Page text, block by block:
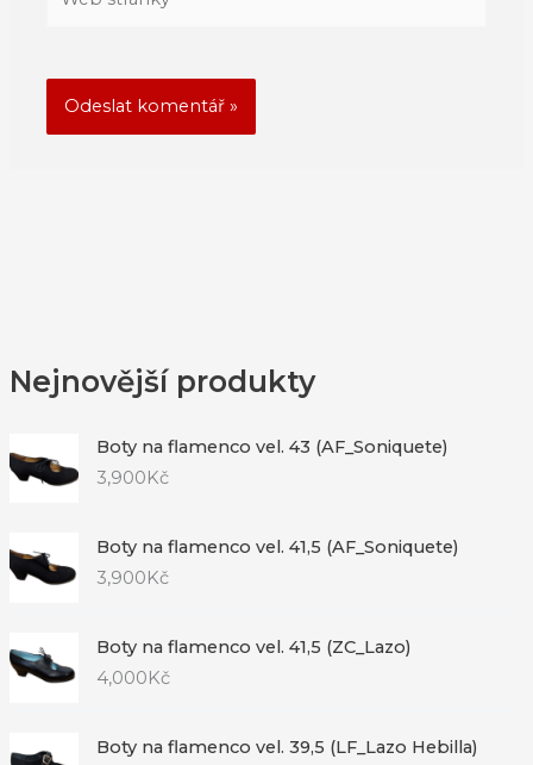
Nejnovější produkty
Boty na flamenco vel. 43 (AF_Soniquete)
3,900Kč
Boty na flamenco vel. 41,5 (AF_Soniquete)
3,900Kč
Boty na flamenco vel. 41,5 (ZC_Lazo)
4,000Kč
Boty na flamenco vel. 39,5 (LF_Lazo Hebilla)
stránky